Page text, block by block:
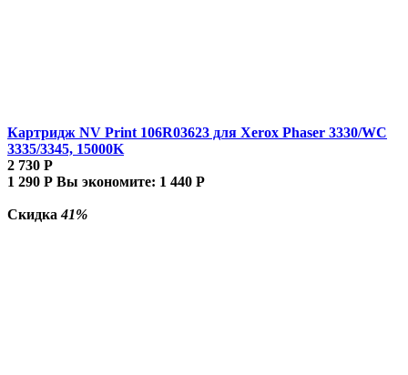
Картридж NV Print 106R03623 для Xerox Phaser 3330/WC
3335/3345, 15000K
2 730 Р
1 290 Р Вы экономите: 1 440 Р
Скидка41%